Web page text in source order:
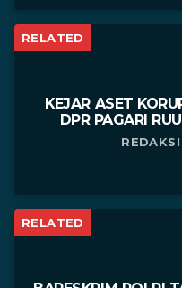
RELATED
KEJAR ASET
DPR PAGARI
RELATED